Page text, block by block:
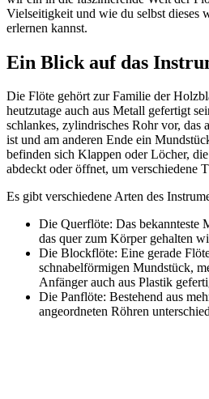
Vielseitigkeit und wie du selbst dieses
erlernen kannst.
Ein Blick auf das
Die Flöte gehört zur Familie der
heutzutage auch aus Metall gefertigt
schlankes, zylindrisches Rohr vor, das
ist und am anderen Ende ein
befinden sich Klappen oder Löcher,
abdeckt oder öffnet, um verschiedene
Es gibt verschiedene Arten des
Die Querflöte: Das bekannteste
das quer zum Körper gehalten
Die Blockflöte: Eine gerade
schnabelförmigen Mundstück,
Anfänger auch aus Plastik
Die Panflöte: Bestehend aus
angeordneten Röhren